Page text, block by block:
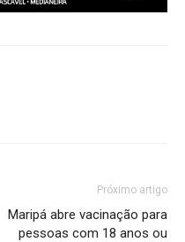
Próximo artigo
Maripá abre vacinação para
pessoas com 18 anos ou